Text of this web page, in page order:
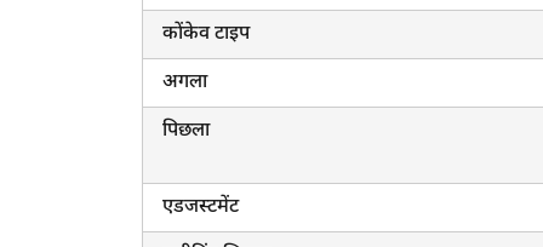
कोंकेव टाइप
अगला
पिछला
एडजस्टमेंट